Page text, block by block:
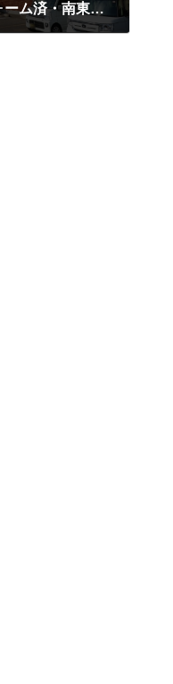
サニーコーポ石橋・リフォーム済・南東向き・販売終了